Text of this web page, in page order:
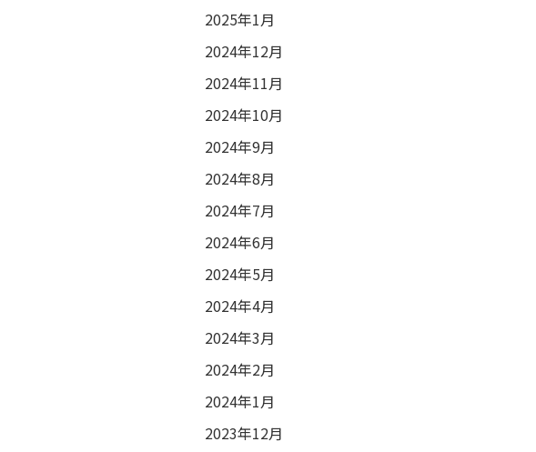
2025年1月
2024年12月
2024年11月
2024年10月
2024年9月
2024年8月
2024年7月
2024年6月
2024年5月
2024年4月
2024年3月
2024年2月
2024年1月
2023年12月